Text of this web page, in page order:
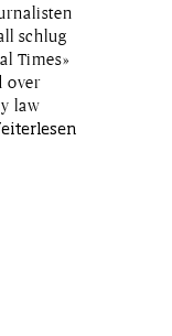
schlug
Times»
over
law